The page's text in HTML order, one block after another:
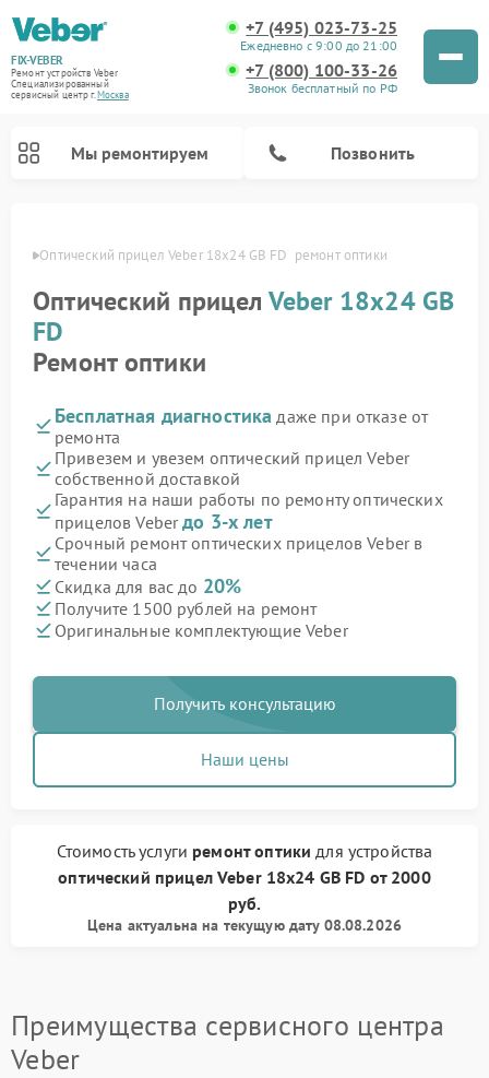
FIX-VEBER
Ремонт устройств Veber
Специализированный
cервисный центр г.Москва
+7 (495) 023-73-25
Ежедневно с 9:00 до 21:00
+7 (800) 100-33-26
Звонок бесплатный по РФ
Мы ремонтируем Позвонить
Оптический прицел Veber 18x24 GB FD  ремонт оптики
Оптический прицелVeber 18x24 GB
FD
Ремонт оптики
Бесплатная диагностика даже при отказе от
ремонта
Привезем и увезем оптический прицел Veber
собственной доставкой
Гарантия на наши работы по ремонту оптических
прицелов Veberдо 3-х лет
Срочный ремонт оптических прицелов Veber в
течении часа
Скидка для вас до 20%
Получите 1500 рублей на ремонт
Оригинальные комплектующие Veber
Получить консультацию
Наши цены
Стоимость услуги ремонт оптики для устройства
оптический прицел Veber 18x24 GB FD от 2000
руб.
Цена актуальна на текущую дату 08.08.2026
Преимущества сервисного центра
Veber